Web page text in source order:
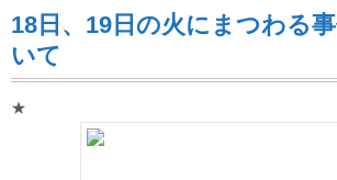
18日、19日の火にまつわる
いて
★